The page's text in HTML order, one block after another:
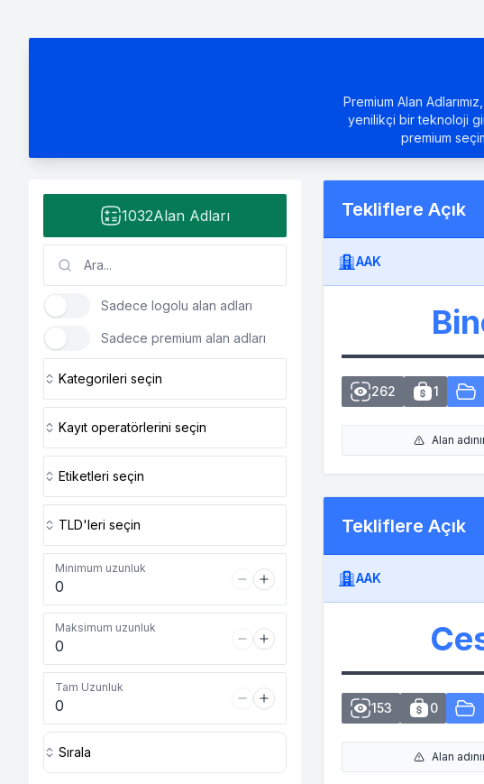
Premium Alan
yenilikçi bir teknoloji
premium
1032Alan Adları
Sadece logolu alan adları
Sadece premium alan adları
Kategorileri seçin
Kayıt operatörlerini seçin
Etiketleri seçin
TLD'leri seçin
Minimum uzunluk
Maksimum uzunluk
Tam Uzunluk
Sırala
Tekliflere Açık
AAK
262 1
Alan
Tekliflere Açık
AAK
153 0
Alan